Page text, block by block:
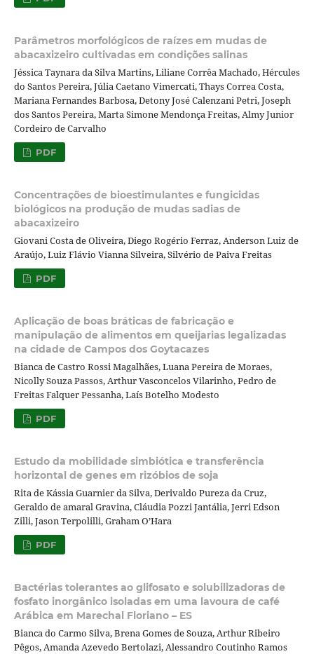
Parâmetros morfológicos de raízes em mudas de
abacaxizeiro cultivadas em condições salinas
Jéssica Taynara da Silva Martins, Liliane Corrêa Machado, Hércules
do Santos Pereira, Júlia Caetano Vimercati, Thays Correa Costa,
Mariana Fernandes Barbosa, Detony José Calenzani Petri, Joseph
dos Santos Pereira, Marta Simone Mendonça Freitas, Almy Junior
Cordeiro de Carvalho
PDF
Concentrações de bioestimulantes e fungicidas
biológicos na produção de mudas sadias de
abacaxizeiro
Giovani Costa de Oliveira, Diego Rogério Ferraz, Anderson Luiz de
Araújo, Luiz Flávio Vianna Silveira, Silvério de Paiva Freitas
PDF
Aplicação de boas bráticas de fabricação e
manipulação de alimentos em queijarias legalizadas
na cidade de Campos dos Goytacazes
Bianca de Castro Rossi Magalhães, Luana Pereira de Moraes,
Nicolly Souza Passos, Arthur Vasconcelos Vilarinho, Pedro de
Freitas Falquer Pessanha, Laís Botelho Modesto
PDF
Estudo da mobilidade simbiótica e transferência
horizontal de genes em rizóbios de soja
Rita de Kássia Guarnier da Silva, Derivaldo Pureza da Cruz,
Geraldo de amaral Gravina, Cláudia Pozzi Jantália, Jerri Edson
Zilli, Jason Terpolilli, Graham O’Hara
PDF
Bactérias tolerantes ao glifosato e solubilizadoras de
fosfato inorgânico isoladas em uma lavoura de café
Arábica em Marechal Floriano – ES
Bianca do Carmo Silva, Brena Gomes de Souza, Arthur Ribeiro
Pêgos, Amanda Azevedo Bertolazi, Alessandro Coutinho Ramos